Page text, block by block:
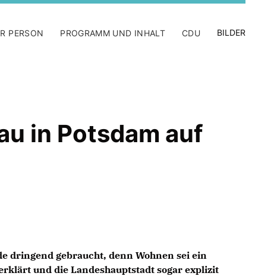
PERSON PROGRAMM UND INHALT CDU BILDER
in Potsdam auf
dringend gebraucht, denn Wohnen sei ein
und die Landeshauptstadt sogar explizit